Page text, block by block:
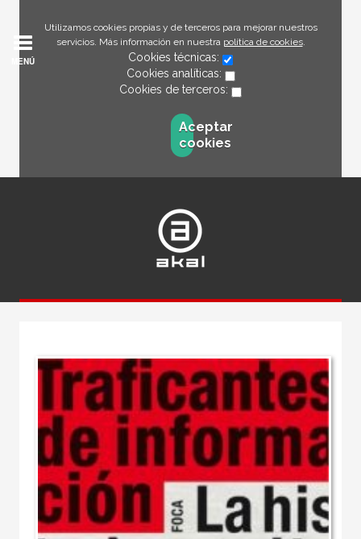
Utilizamos cookies propias y de terceros para mejorar nuestros
servicios. Más información en nuestra política de cookies.
Cookies técnicas:
Cookies analíticas:
Cookies de terceros:
Aceptar
cookies
MENÚ